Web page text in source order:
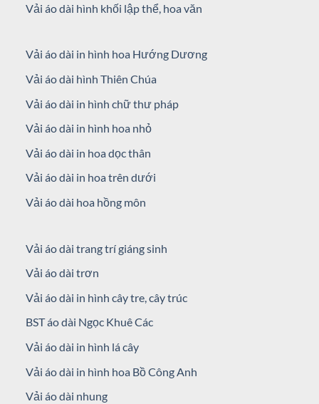
Vải áo dài hình khối lập thể, hoa văn
Vải áo dài in hình hoa Hướng Dương
Vải áo dài hình Thiên Chúa
Vải áo dài in hình chữ thư pháp
Vải áo dài in hình hoa nhỏ
Vải áo dài in hoa dọc thân
Vải áo dài in hoa trên dưới
Vải áo dài hoa hồng môn
Vải áo dài trang trí giáng sinh
Vải áo dài trơn
Vải áo dài in hình cây tre, cây trúc
BST áo dài Ngọc Khuê Các
Vải áo dài in hình lá cây
Vải áo dài in hình hoa Bồ Công Anh
Vải áo dài nhung